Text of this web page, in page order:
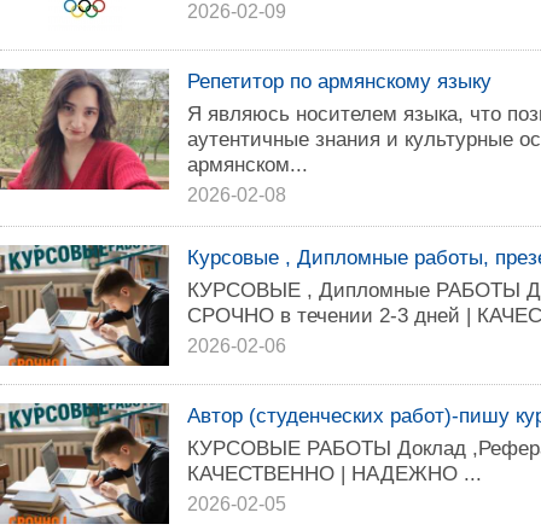
2026-02-09
Репетитор по армянскому языку
Я являюсь носителем языка, что
аутентичные знания и культурные
армянском...
2026-02-08
Курсовые , Дипломные работы,
КУРСОВЫЕ , Дипломные РАБОТЫ
СРОЧНО в течении 2-3 дней |
2026-02-06
Автор (студенческих работ)-пишу
КУРСОВЫЕ РАБОТЫ Доклад
КАЧЕСТВЕННО | НАДЕЖНО ...
2026-02-05